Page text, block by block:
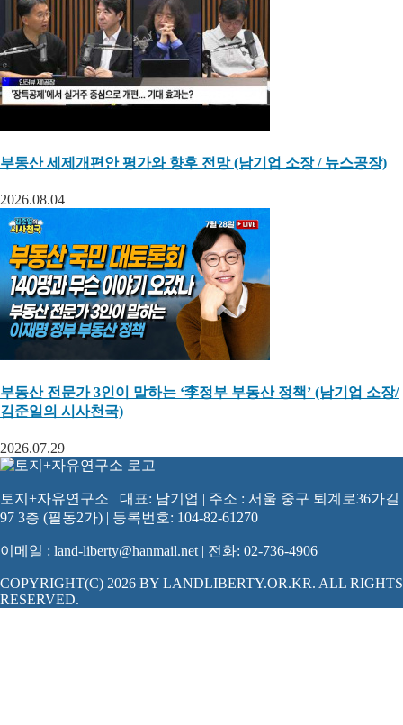
부동산 세제개편안 평가와 향후 전망 (남기업 소장 / 뉴스공장)
2026.08.04
부동산 전문가 3인이 말하는 ‘李정부 부동산 정책’ (남기업 소장/
김준일의 시사천국)
2026.07.29
토지+자유연구소 대표: 남기업 | 주소 : 서울 중구 퇴계로36가길
97 3층 (필동2가) | 등록번호: 104-82-61270
이메일 : land-liberty@hanmail.net | 전화: 02-736-4906
COPYRIGHT(C) 2026 BY LANDLIBERTY.OR.KR. ALL RIGHTS
RESERVED.